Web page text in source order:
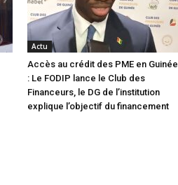
Actu
Accès au crédit des PME en Guinée
: Le FODIP lance le Club des
Financeurs, le DG de l’institution
explique l’objectif du financement